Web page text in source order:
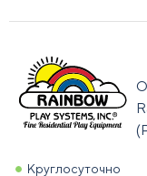
Круглосуточно